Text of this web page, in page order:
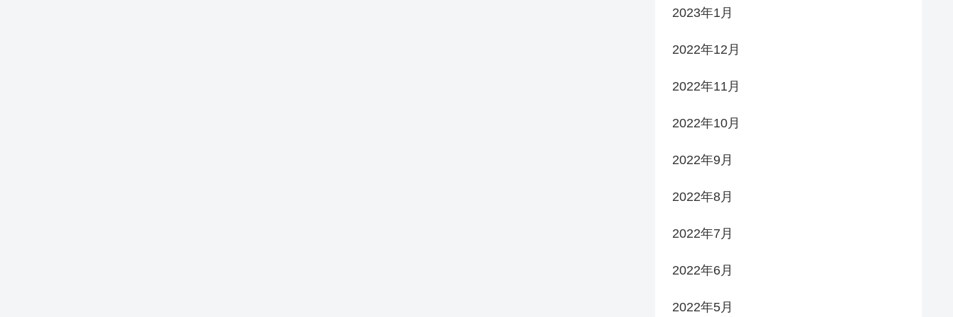
2023年1月
2022年12月
2022年11月
2022年10月
2022年9月
2022年8月
2022年7月
2022年6月
2022年5月